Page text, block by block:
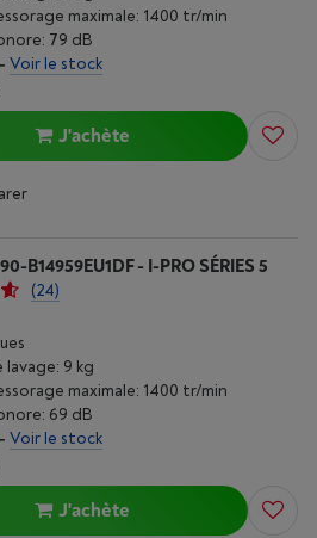
maximale: 1400 tr/min
79 dB
- Voir le stock
J'achète
B14959EU1DF - I-PRO SÉRIES 5
(24)
lavage: 9 kg
maximale: 1400 tr/min
69 dB
- Voir le stock
J'achète